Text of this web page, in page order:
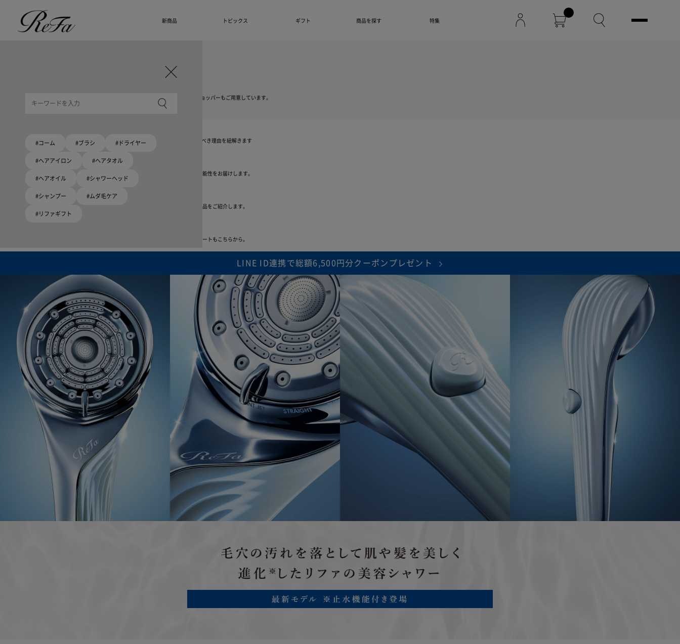
新商品 トピックス ギフト 商品を探す 特集
リファロゴが入った、白色のショッパーを6サイズ、ピンク色のショッパー、ドリンクショッパーもご用意しています。
8月10日はハートの日
ハートの新商品が登場！
高機能ドライヤー Xモデルに宿る美学。上質な美しさを追求する人たちの言葉から、選ぶべき理由を紐解きます
いい髪めざす、大人たちへ。
髪がきれいって嬉しい。「でもヘアケアは大変」という概念を変える、ヘアアイロンの可能性をお届けします。
ブラシ・コームヘアケアルーティン
起床から就寝前まで一日中使えるブラシ・コーム。利用シーンにあわせて、おすすめの商品をご紹介します。
商品の使い方をご紹介します。よくあるご質問、修理・故障、お問い合わせに関するサポートもこちらから。
#コーム #ブラシ #ドライヤー
#ヘアアイロン #ヘアタオル
#ヘアオイル #シャワーヘッド
#シャンプー #ムダ毛ケア
#リファギフト
LINE ID連携で総額6,500円分クーポンプレゼント